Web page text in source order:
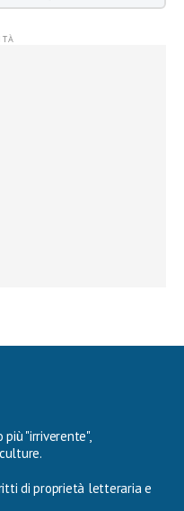
"irriverente",
di proprietà letteraria e